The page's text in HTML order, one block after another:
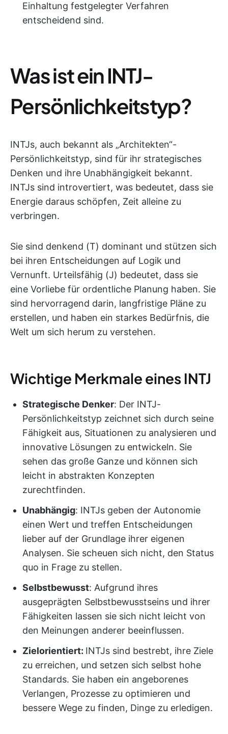
Einhaltung festgelegter Verfahren
entscheidend sind.
Was ist ein INTJ-
Persönlichkeitstyp?
INTJs, auch bekannt als „Architekten“-
Persönlichkeitstyp, sind für ihr strategisches
Denken und ihre Unabhängigkeit bekannt.
INTJs sind introvertiert, was bedeutet, dass sie
Energie daraus schöpfen, Zeit alleine zu
verbringen.
Sie sind denkend (T) dominant und stützen sich
bei ihren Entscheidungen auf Logik und
Vernunft. Urteilsfähig (J) bedeutet, dass sie
eine Vorliebe für ordentliche Planung haben. Sie
sind hervorragend darin, langfristige Pläne zu
erstellen, und haben ein starkes Bedürfnis, die
Welt um sich herum zu verstehen.
Wichtige Merkmale eines INTJ
Strategische Denker: Der INTJ-
Persönlichkeitstyp zeichnet sich durch seine
Fähigkeit aus, Situationen zu analysieren und
innovative Lösungen zu entwickeln. Sie
sehen das große Ganze und können sich
leicht in abstrakten Konzepten
zurechtfinden.
Unabhängig: INTJs geben der Autonomie
einen Wert und treffen Entscheidungen
lieber auf der Grundlage ihrer eigenen
Analysen. Sie scheuen sich nicht, den Status
quo in Frage zu stellen.
Selbstbewusst: Aufgrund ihres
ausgeprägten Selbstbewusstseins und ihrer
Fähigkeiten lassen sie sich nicht leicht von
den Meinungen anderer beeinflussen.
Zielorientiert: INTJs sind bestrebt, ihre Ziele
zu erreichen, und setzen sich selbst hohe
Standards. Sie haben ein angeborenes
Verlangen, Prozesse zu optimieren und
bessere Wege zu finden, Dinge zu erledigen.